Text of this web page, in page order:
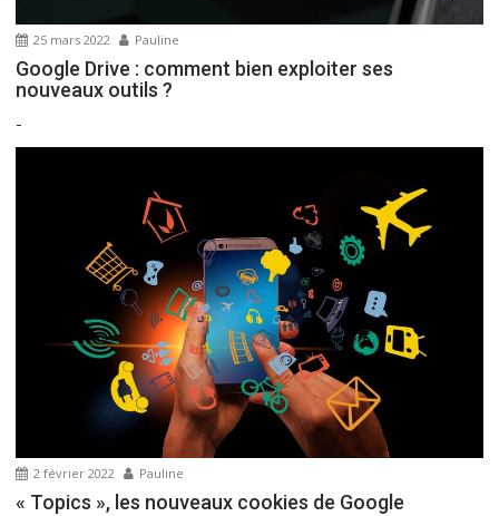
25 mars 2022 Pauline
Google Drive : comment bien exploiter ses
nouveaux outils ?
-
2 février 2022 Pauline
« Topics », les nouveaux cookies de Google